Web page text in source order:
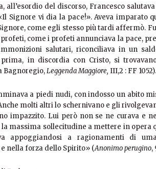
all’esordio del discorso, Francesco
Signore vi dia la pace!». Aveva imparato
come egli stesso più tardi affermò. Fu
come i profeti annunciava la pace,
salutari, riconciliava in un
in discordia con Cristo, si
Bagnoregio,Leggenda Maggiore, III,2 : FF 1052).
a piedi nudi, con indosso un abito
molti altri lo schernivano e gli
impazzito. Lui però non se ne curava e
massima sollecitudine a mettere in opera
appoggiandosi a ragionamenti di
nella forza dello Spirito» (Anonimo perugino,